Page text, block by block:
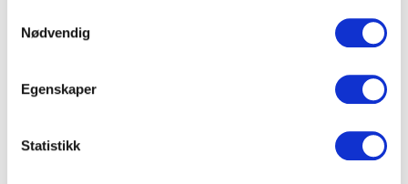
Nødvendig
Egenskaper
Statistikk